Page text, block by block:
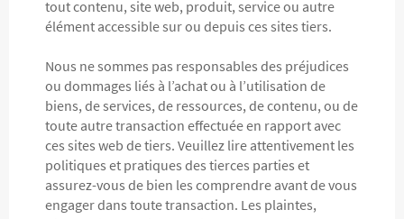
tout contenu, site web, produit, service ou autre
élément accessible sur ou depuis ces sites tiers.
Nous ne sommes pas responsables des préjudices
ou dommages liés à l’achat ou à l’utilisation de
biens, de services, de ressources, de contenu, ou de
toute autre transaction effectuée en rapport avec
ces sites web de tiers. Veuillez lire attentivement les
politiques et pratiques des tierces parties et
assurez-vous de bien les comprendre avant de vous
engager dans toute transaction. Les plaintes,